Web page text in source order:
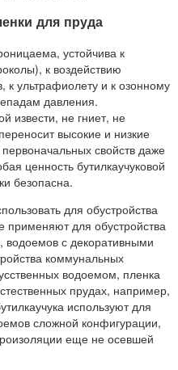
для пруда
устойчива к
к воздействию
к ультрафиолету и к озонному
давления.
извести, не гниет, не
высокие и низкие
свойств даже
ценность бутилкаучуковой
безопасна.
для обустройства
для обустройства
водоемов с декоративными
коммунальных
водоемом, пленка
прудах, например,
используют для
сложной конфигурации,
еще не осевшей